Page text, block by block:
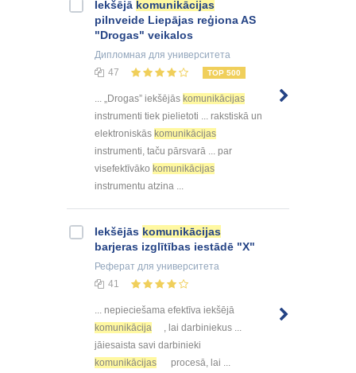
Iekšējā komunikācijas
pilnveide Liepājas reģiona AS
"Drogas" veikalos
Дипломная для университета
47
TOP 500
... „Drogas” iekšējās komunikācijas
instrumenti tiek pielietoti ... rakstiskā un
elektroniskās komunikācijas
instrumenti, taču pārsvarā ... par
visefektīvāko komunikācijas
instrumentu atzina ...
Iekšējās komunikācijas
barjeras izglītības iestādē "X"
Реферат для университета
41
... nepieciešama efektīva iekšējā
komunikācija
, lai darbiniekus ...
jāiesaista savi darbinieki
komunikācijas
procesā, lai ...